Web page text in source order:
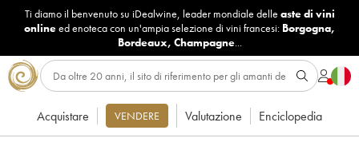
Ti diamo il benvenuto su iDealwine, leader mondiale delle aste di vini
onlineed enoteca con un'ampia selezione di vini francesi: Borgogna,
Bordeaux, Champagne...
Acquistare VENDERE Valutazione Enciclopedia